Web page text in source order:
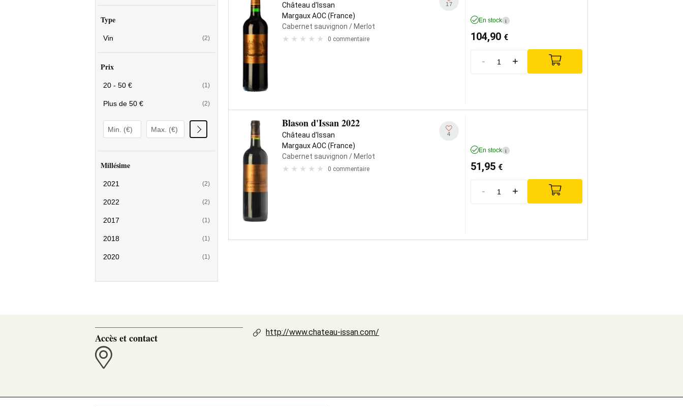
Type
Vin (2)
Prix
20 - 50 € (1)
Plus de 50 € (2)
Millésime
2021 (2)
2022 (2)
2017 (1)
2018 (1)
2020 (1)
Château d'Issan
Margaux AOC (France)
Cabernet sauvignon / Merlot
0 commentaire
17
En stock i
104,90 €
- +
Blason d'Issan 2022
Château d'Issan
Margaux AOC (France)
Cabernet sauvignon / Merlot
0 commentaire
4
En stock i
51,95 €
- +
Accès et contact http://www.chateau-issan.com/